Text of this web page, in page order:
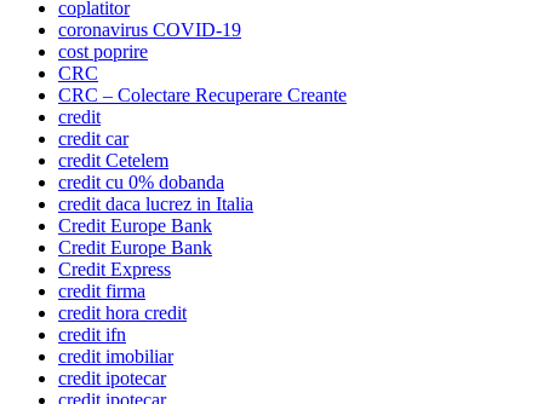
coplatitor
coronavirus COVID-19
cost poprire
CRC
CRC – Colectare Recuperare Creante
credit
credit car
credit Cetelem
credit cu 0% dobanda
credit daca lucrez in Italia
Credit Europe Bank
Credit Europe Bank
Credit Express
credit firma
credit hora credit
credit ifn
credit imobiliar
credit ipotecar